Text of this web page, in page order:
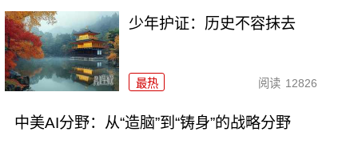
少年护证：历史不容抹去
最热 阅读 12826
中美AI分野：从“造脑”到“铸身”的战略分野